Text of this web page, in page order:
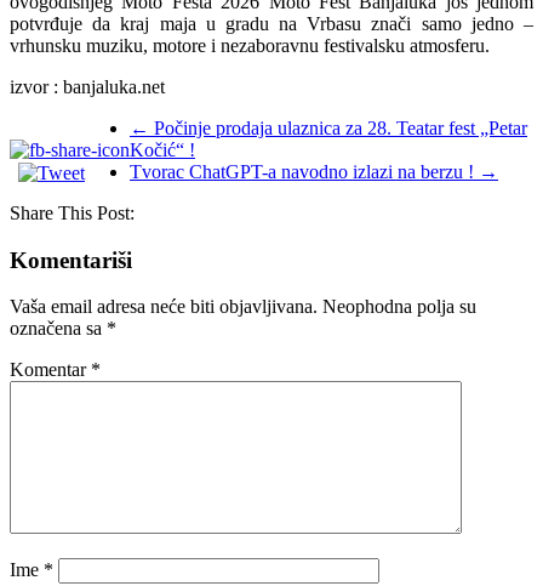
potvrđuje da kraj maja u gradu na Vrbasu znači samo jedno –
vrhunsku muziku, motore i nezaboravnu festivalsku atmosferu.
izvor : banjaluka.net
← Počinje prodaja ulaznica za 28. Teatar fest „Petar
Kočić“ !
Tvorac ChatGPT-a navodno izlazi na berzu ! →
Share This Post:
Komentariši
Vaša email adresa neće biti objavljivana. Neophodna polja su
označena sa *
Komentar *
Ime *